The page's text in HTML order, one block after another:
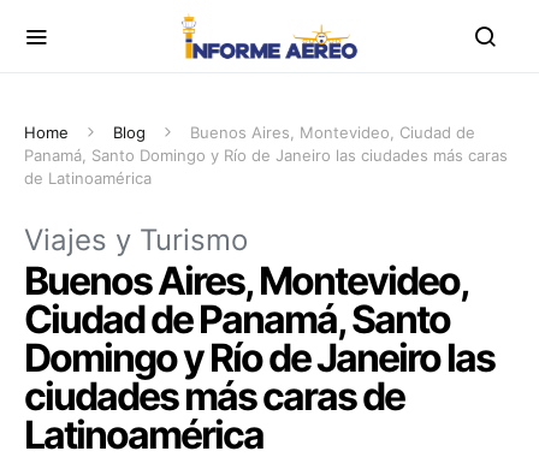
Home Blog
Buenos Aires, Montevideo, Ciudad de
Panamá, Santo Domingo y Río de Janeiro las ciudades más caras
de Latinoamérica
Viajes y Turismo
Buenos Aires, Montevideo,
Ciudad de Panamá, Santo
Domingo y Río de Janeiro las
ciudades más caras de
Latinoamérica